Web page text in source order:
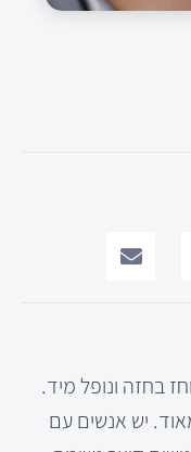
בחזה ונופל מיד.
יש אנשים עם